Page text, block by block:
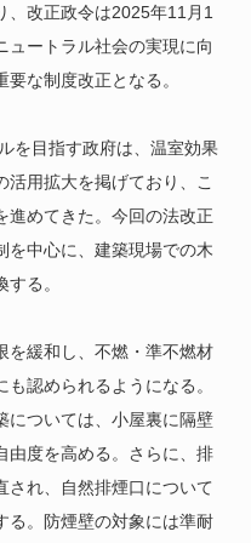
、改正政令は2025年11月1
ュートラル社会の実現に向
な制度改正となる。
を目指す政府は、温室効果
用拡大を掲げており、こ
進めてきた。今回の法改正
を中心に、建築現場での木
る。
を緩和し、不燃・準不燃材
認められるようになる。
については、小屋裏に隔壁
由度を高める。さらに、排
され、自然排煙口について
る。防煙壁の対象には準耐